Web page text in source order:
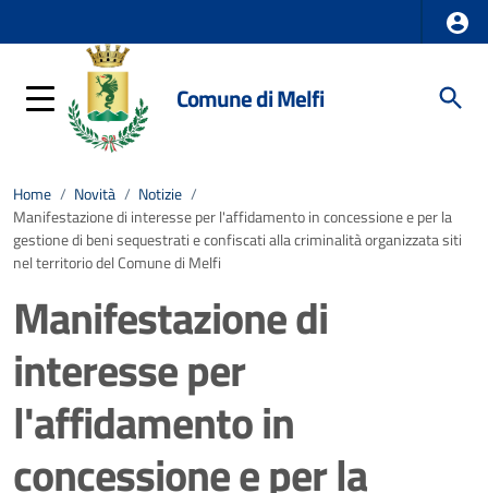
Comune di Melfi
Home / Novità / Notizie /
Manifestazione di interesse per l'affidamento in concessione e per la
gestione di beni sequestrati e confiscati alla criminalità organizzata siti
nel territorio del Comune di Melfi
Manifestazione di
interesse per
l'affidamento in
concessione e per la